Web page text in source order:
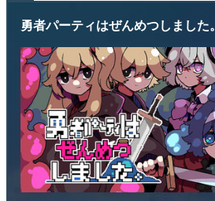
勇者パーティはぜんめつしました。